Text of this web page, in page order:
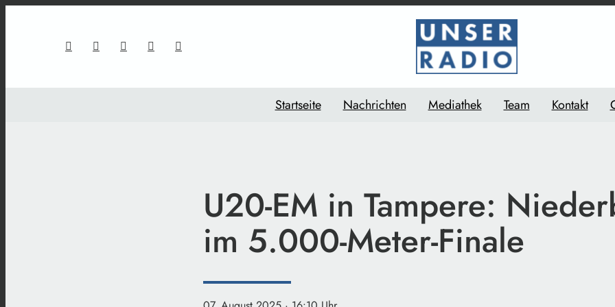
Startseite Nachrichten Mediathek Team Kontakt
U20-EM in Tampere:
im 5.000-Meter-Finale